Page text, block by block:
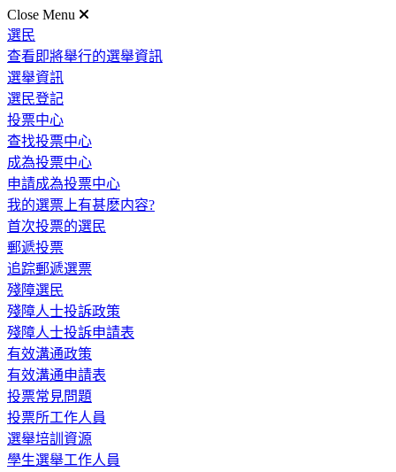
Close Menu
選民
查看即將舉行的選舉資訊
選舉資訊
選民登記
投票中心
查找投票中心
成為投票中心
申請成為投票中心
我的選票上有甚麽内容?
首次投票的選民
郵遞投票
追踪郵遞選票
殘障選民
殘障人士投訴政策
殘障人士投訴申請表
有效溝通政策
有效溝通申請表
投票常見問題
投票所工作人員
選舉培訓資源
學生選舉工作人員